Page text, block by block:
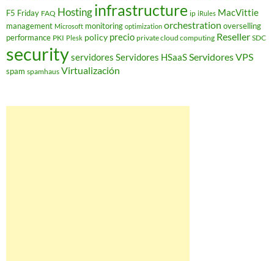
F5 Friday FAQ Hostinginfrastructure ip iRules MacVittie
management Microsoft monitoring optimization orchestration overselling
performance PKI Plesk policy precio private cloud computing Reseller SDC
securityservidores Servidores HSaaSServidores VPS
spam spamhaus Virtualización